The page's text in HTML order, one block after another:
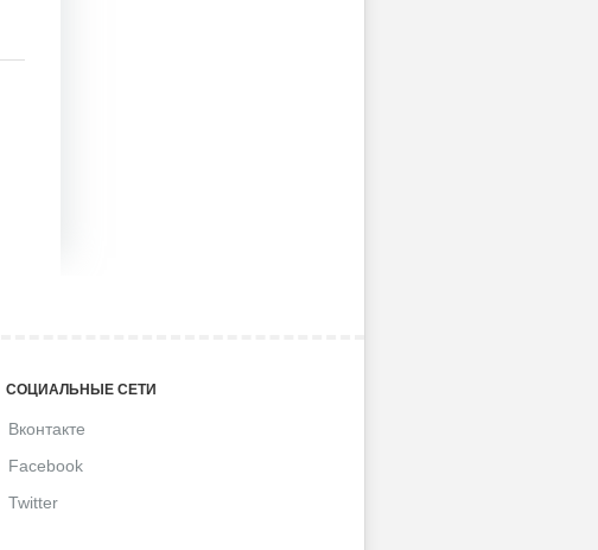
СОЦИАЛЬНЫЕ СЕТИ
Вконтакте
Facebook
Twitter